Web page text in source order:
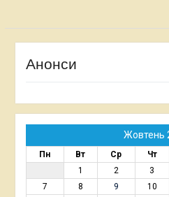
Анонси
Жовтень
Пн Вт Ср Чт
1
2 3
7
8 9 10